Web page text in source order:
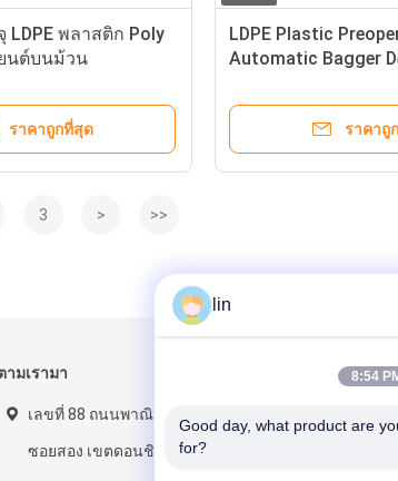
LDPE พลาสติก Poly
นต์บนม้วน
ราคาถูกที่สุด
LDPE Plastic
Automatic Bagger
ราคาถู
3 > >>
ามเรามา
เลขที่ 88 ถนนพาณิชย์ Yuwu
ซอยสอง เขตดอนชิง เมืองดอน
ส่งจดหมายถึงเรา
lin
8:54
Good day, what product are
for?